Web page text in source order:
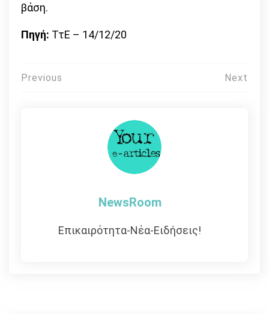
βάση.
Πηγή: ΤτΕ – 14/12/20
Πλοήγηση
Previous Next
NewsRoom
Επικαιρότητα-Νέα-Ειδήσεις!